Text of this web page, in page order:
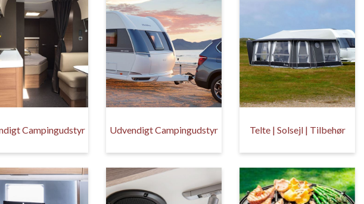
Campingudstyr Udvendigt Campingudstyr Telte | Solsejl | Tilbehør